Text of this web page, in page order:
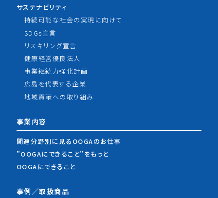
サステナビリティ
持続可能な社会の実現に向けて
SDGs宣言
リスキリング宣言
健康経営優良法人
事業継続力強化計画
広島を代表する企業
地域貢献への取り組み
事業内容
関連分野別に見るOOGAのお仕事
”OOGAにできること”をもっと
OOGAにできること
事例／取扱商品